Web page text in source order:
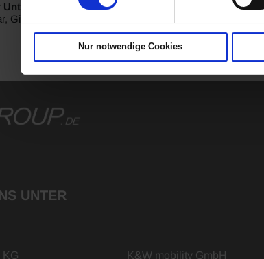
Nur notwendige Cookies
ist in Siegen
, weitere Standorte
Gießen, Kassel, Koblenz, Köln, Korbach, Limburg,
UNTER
KG K&W mobility GmbH